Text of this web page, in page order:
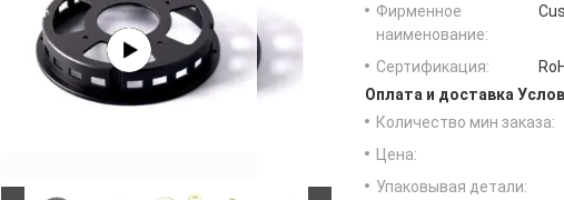
Фирменное
наименование:
Сертификация:
Оплата и доставка
Количество мин заказа:
Цена:
Упаковывая детали: